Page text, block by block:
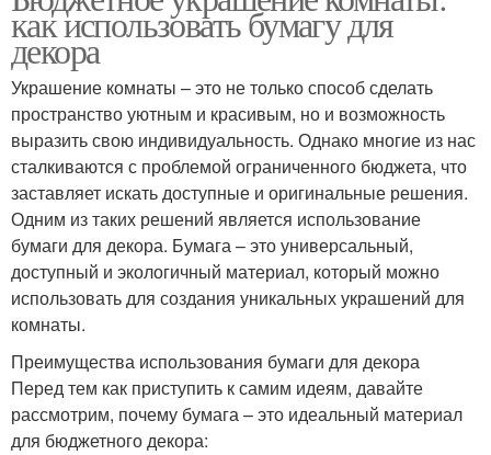
как использовать бумагу для
декора
Украшение комнаты – это не только способ сделать
пространство уютным и красивым, но и возможность
выразить свою индивидуальность. Однако многие из нас
сталкиваются с проблемой ограниченного бюджета, что
заставляет искать доступные и оригинальные решения.
Одним из таких решений является использование
бумаги для декора. Бумага – это универсальный,
доступный и экологичный материал, который можно
использовать для создания уникальных украшений для
комнаты.
Преимущества использования бумаги для декора
Перед тем как приступить к самим идеям, давайте
рассмотрим, почему бумага – это идеальный материал
для бюджетного декора: